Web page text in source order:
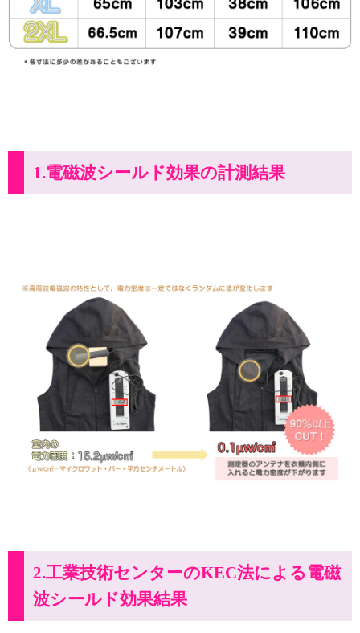
1.電磁波シールド効果の計測結果
2.工業技術センターのKEC法による電磁
波シールド効果結果